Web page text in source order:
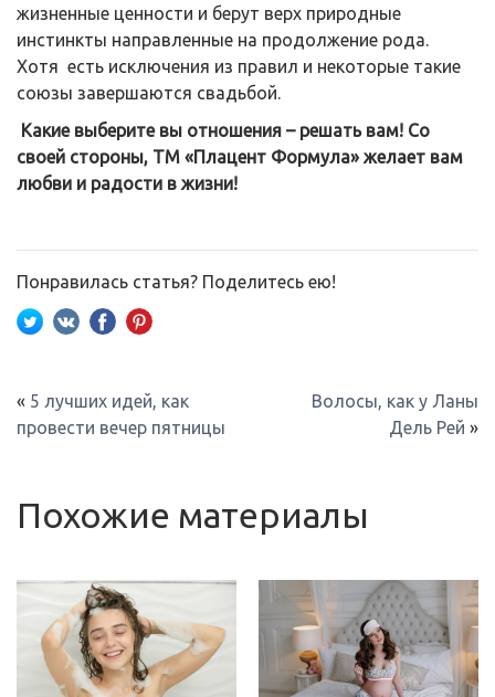
жизненные ценности и берут верх природные
инстинкты направленные на продолжение рода.
Хотя есть исключения из правил и некоторые такие
союзы завершаются свадьбой.
Какие выберите вы отношения – решать вам! Со
своей стороны, ТМ «Плацент Формула» желает вам
любви и радости в жизни!
Понравилась статья? Поделитесь ею!
« 5 лучших идей, как
провести вечер пятницы
Волосы, как у Ланы
Дель Рей »
Похожие материалы